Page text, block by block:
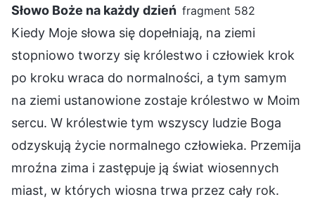
Słowo Boże na każdy dzień fragment 582
Kiedy Moje słowa się dopełniają, na ziemi
stopniowo tworzy się królestwo i człowiek krok
po kroku wraca do normalności, a tym samym
na ziemi ustanowione zostaje królestwo w Moim
sercu. W królestwie tym wszyscy ludzie Boga
odzyskują życie normalnego człowieka. Przemija
mroźna zima i zastępuje ją świat wiosennych
miast, w których wiosna trwa przez cały rok.